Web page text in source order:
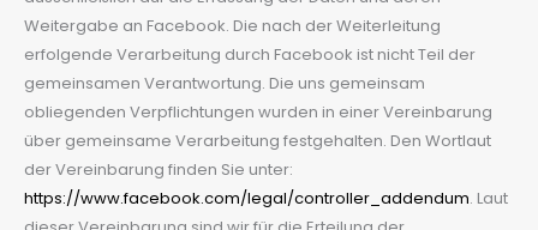
Weitergabe an Facebook. Die nach der Weiterleitung
erfolgende Verarbeitung durch Facebook ist nicht Teil der
gemeinsamen Verantwortung. Die uns gemeinsam
obliegenden Verpflichtungen wurden in einer Vereinbarung
über gemeinsame Verarbeitung festgehalten. Den Wortlaut
der Vereinbarung finden Sie unter:
https://www.facebook.com/legal/controller_addendum. Laut